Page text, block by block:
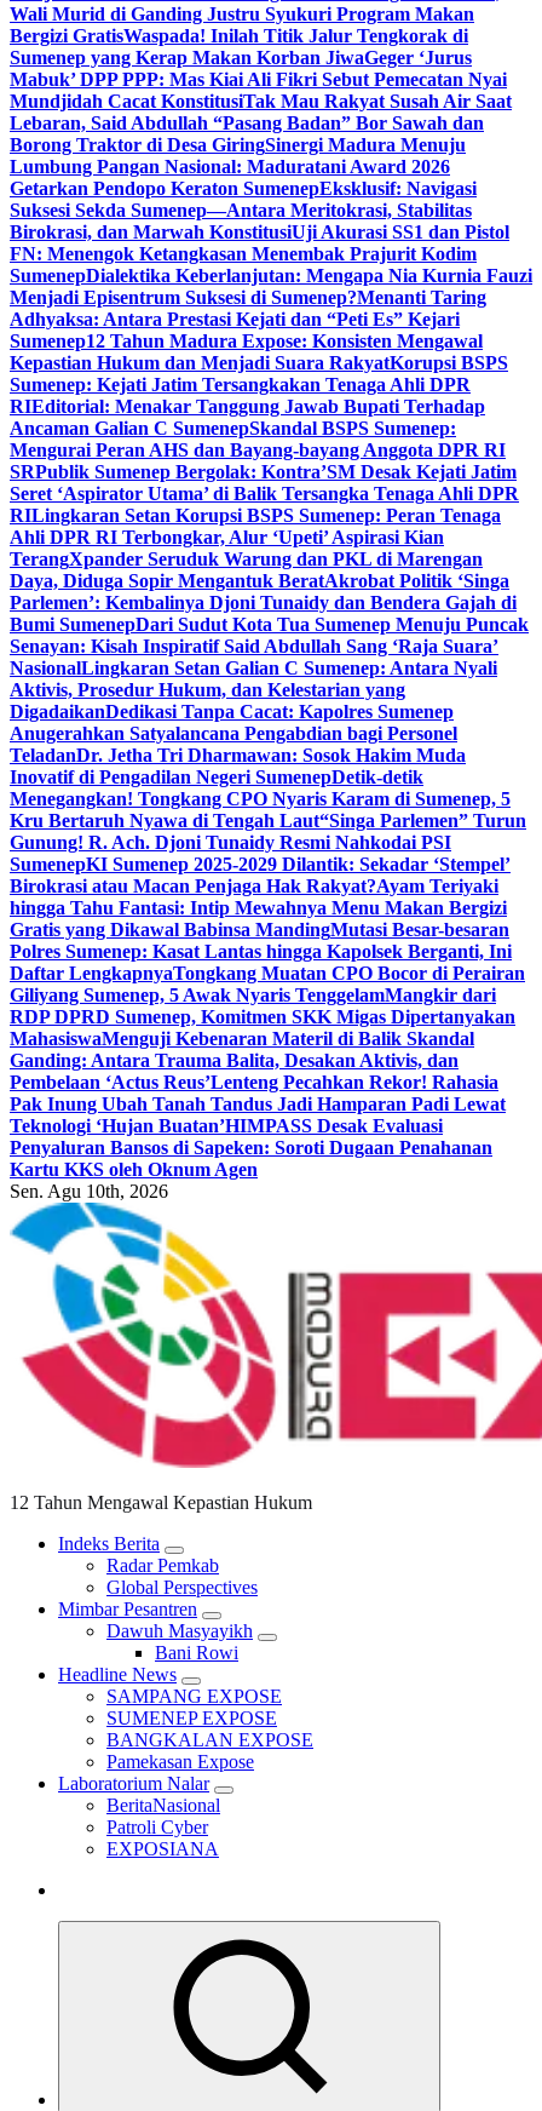
Wali Murid di Ganding Justru Syukuri Program Makan
Bergizi GratisWaspada! Inilah Titik Jalur Tengkorak di
Sumenep yang Kerap Makan Korban JiwaGeger ‘Jurus
Mabuk’ DPP PPP: Mas Kiai Ali Fikri Sebut Pemecatan Nyai
Mundjidah Cacat KonstitusiTak Mau Rakyat Susah Air Saat
Lebaran, Said Abdullah “Pasang Badan” Bor Sawah dan
Borong Traktor di Desa GiringSinergi Madura Menuju
Lumbung Pangan Nasional: Maduratani Award 2026
Getarkan Pendopo Keraton SumenepEksklusif: Navigasi
Suksesi Sekda Sumenep—Antara Meritokrasi, Stabilitas
Birokrasi, dan Marwah KonstitusiUji Akurasi SS1 dan Pistol
FN: Menengok Ketangkasan Menembak Prajurit Kodim
SumenepDialektika Keberlanjutan: Mengapa Nia Kurnia Fauzi
Menjadi Episentrum Suksesi di Sumenep?Menanti Taring
Adhyaksa: Antara Prestasi Kejati dan “Peti Es” Kejari
Sumenep12 Tahun Madura Expose: Konsisten Mengawal
Kepastian Hukum dan Menjadi Suara RakyatKorupsi BSPS
Sumenep: Kejati Jatim Tersangkakan Tenaga Ahli DPR
RIEditorial: Menakar Tanggung Jawab Bupati Terhadap
Ancaman Galian C SumenepSkandal BSPS Sumenep:
Mengurai Peran AHS dan Bayang-bayang Anggota DPR RI
SRPublik Sumenep Bergolak: Kontra’SM Desak Kejati Jatim
Seret ‘Aspirator Utama’ di Balik Tersangka Tenaga Ahli DPR
RILingkaran Setan Korupsi BSPS Sumenep: Peran Tenaga
Ahli DPR RI Terbongkar, Alur ‘Upeti’ Aspirasi Kian
TerangXpander Seruduk Warung dan PKL di Marengan
Daya, Diduga Sopir Mengantuk BeratAkrobat Politik ‘Singa
Parlemen’: Kembalinya Djoni Tunaidy dan Bendera Gajah di
Bumi SumenepDari Sudut Kota Tua Sumenep Menuju Puncak
Senayan: Kisah Inspiratif Said Abdullah Sang ‘Raja Suara’
NasionalLingkaran Setan Galian C Sumenep: Antara Nyali
Aktivis, Prosedur Hukum, dan Kelestarian yang
DigadaikanDedikasi Tanpa Cacat: Kapolres Sumenep
Anugerahkan Satyalancana Pengabdian bagi Personel
TeladanDr. Jetha Tri Dharmawan: Sosok Hakim Muda
Inovatif di Pengadilan Negeri SumenepDetik-detik
Menegangkan! Tongkang CPO Nyaris Karam di Sumenep, 5
Kru Bertaruh Nyawa di Tengah Laut“Singa Parlemen” Turun
Gunung! R. Ach. Djoni Tunaidy Resmi Nahkodai PSI
SumenepKI Sumenep 2025-2029 Dilantik: Sekadar ‘Stempel’
Birokrasi atau Macan Penjaga Hak Rakyat?Ayam Teriyaki
hingga Tahu Fantasi: Intip Mewahnya Menu Makan Bergizi
Gratis yang Dikawal Babinsa MandingMutasi Besar-besaran
Polres Sumenep: Kasat Lantas hingga Kapolsek Berganti, Ini
Daftar LengkapnyaTongkang Muatan CPO Bocor di Perairan
Giliyang Sumenep, 5 Awak Nyaris TenggelamMangkir dari
RDP DPRD Sumenep, Komitmen SKK Migas Dipertanyakan
MahasiswaMenguji Kebenaran Materil di Balik Skandal
Ganding: Antara Trauma Balita, Desakan Aktivis, dan
Pembelaan ‘Actus Reus’Lenteng Pecahkan Rekor! Rahasia
Pak Inung Ubah Tanah Tandus Jadi Hamparan Padi Lewat
Teknologi ‘Hujan Buatan’HIMPASS Desak Evaluasi
Penyaluran Bansos di Sapeken: Soroti Dugaan Penahanan
Kartu KKS oleh Oknum Agen
Sen. Agu 10th, 2026
12 Tahun Mengawal Kepastian Hukum
Indeks Berita
Radar Pemkab
Global Perspectives
Mimbar Pesantren
Dawuh Masyayikh
Bani Rowi
Headline News
SAMPANG EXPOSE
SUMENEP EXPOSE
BANGKALAN EXPOSE
Pamekasan Expose
Laboratorium Nalar
BeritaNasional
Patroli Cyber
EXPOSIANA